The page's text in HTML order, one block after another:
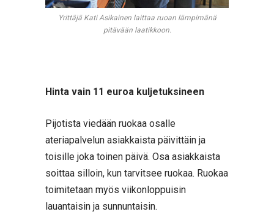
Yrittäjä Kati Asikainen laittaa ruoan lämpimänä
pitävään laatikkoon.
Hinta vain 11 euroa kuljetuksineen
Pijotista viedään ruokaa osalle
ateriapalvelun asiakkaista päivittäin ja
toisille joka toinen päivä. Osa asiakkaista
soittaa silloin, kun tarvitsee ruokaa. Ruokaa
toimitetaan myös viikonloppuisin
lauantaisin ja sunnuntaisin.